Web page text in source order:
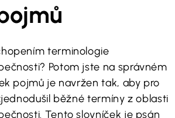
terminologie
Potom jste na správném
pojmů je navržen tak, aby pro
běžné termíny z oblasti
Tento slovníček je psán